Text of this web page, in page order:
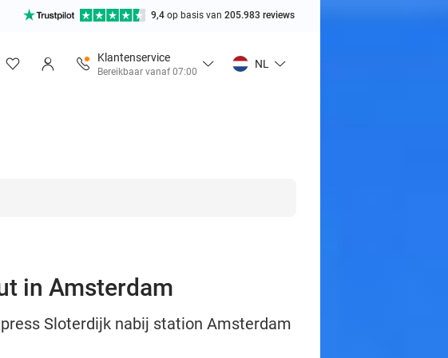
9,4 op basis van 205.983 reviews
Klantenservice
Bereikbaar vanaf 07:00
NL
in Amsterdam
Sloterdijk nabij station Amsterdam